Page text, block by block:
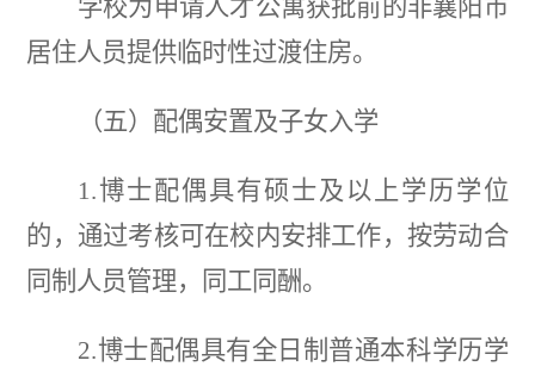
学校为申请人才公寓获批前的非襄阳市
居住人员提供临时性过渡住房。
（五）配偶安置及子女入学
1.博士配偶具有硕士及以上学历学位
的，通过考核可在校内安排工作，按劳动合
同制人员管理，同工同酬。
2.博士配偶具有全日制普通本科学历学